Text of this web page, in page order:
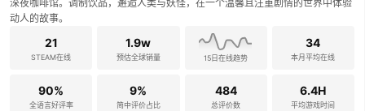
深夜咖啡馆。调制饮品，邂逅人类与妖怪，在一个温馨且注重剧情的世界中体验
动人的故事。
21
STEAM在线
1.9w
预估全球销量 15日在线趋势
34
本月平均在线
90%
全语言好评率
9%
简中评价占比
484
总评价数
6.4H
平均游戏时间